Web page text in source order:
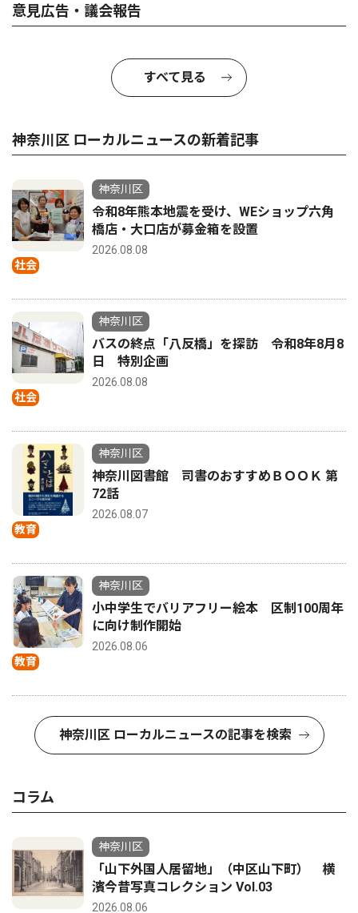
意見広告・議会報告
すべて見る
神奈川区 ローカルニュースの新着記事
社会
神奈川区
令和8年熊本地震を受け、WEショップ六角
橋店・大口店が募金箱を設置
2026.08.08
社会
神奈川区
バスの終点「八反橋」を探訪 令和8年8月8
日 特別企画
2026.08.08
教育
神奈川区
神奈川図書館 司書のおすすめＢＯＯＫ 第
72話
2026.08.07
教育
神奈川区
小中学生でバリアフリー絵本 区制100周年
に向け制作開始
2026.08.06
神奈川区 ローカルニュースの記事を検索
コラム
神奈川区
「山下外国人居留地」（中区山下町） 横
濱今昔写真コレクション Vol.03
2026.08.06